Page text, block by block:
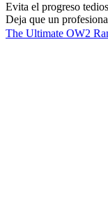
Evita el progreso
Deja que un
The Ultimate OW2